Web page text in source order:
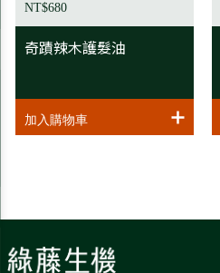
NT$680
奇蹟辣木護髮油